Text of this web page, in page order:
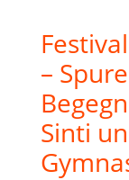
–
Sinti